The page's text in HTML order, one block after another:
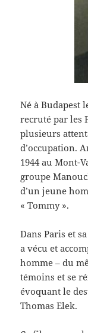
Né à Budapest
recruté par les
plusieurs
d’occupation.
1944 au Mont-
groupe
d’un jeune
« Tommy ».
Dans Paris et
a vécu et
homme – du
témoins et se
évoquant le
Thomas Elek.